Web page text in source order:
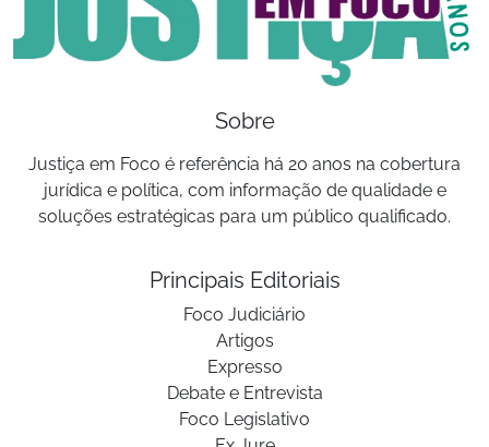
Sobre
Justiça em Foco é referência há 20 anos na cobertura
jurídica e política, com informação de qualidade e
soluções estratégicas para um público qualificado.
Principais Editoriais
Foco Judiciário
Artigos
Expresso
Debate e Entrevista
Foco Legislativo